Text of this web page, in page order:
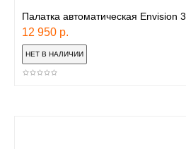
Палатка автоматическая Envision 3
12 950 р.